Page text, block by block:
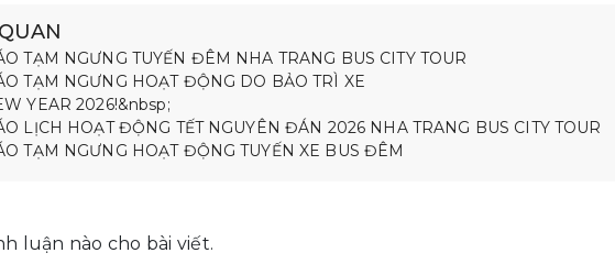
TẠM NGƯNG TUYẾN ĐÊM NHA TRANG BUS CITY TOUR
TẠM NGƯNG HOẠT ĐỘNG DO BẢO TRÌ XE
YEAR 2026!&nbsp;
LỊCH HOẠT ĐỘNG TẾT NGUYÊN ĐÁN 2026 NHA TRANG BUS CITY TOUR
TẠM NGƯNG HOẠT ĐỘNG TUYẾN XE BUS ĐÊM
luận nào cho bài viết.